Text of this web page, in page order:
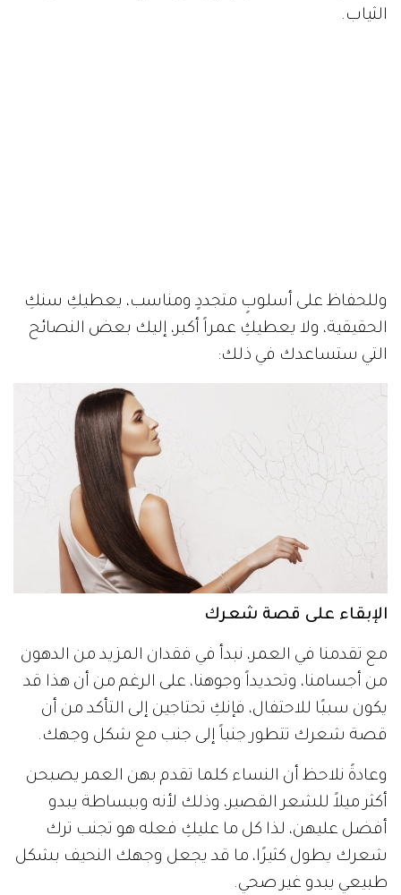
الثياب.
وللحفاظ على أسلوبٍ متجددٍ ومناسب، يعطيكِ سنكِ
الحقيقية، ولا يعطيكِ عمراً أكبر، إليك بعض النصائح
التي ستساعدك في ذلك:
الإبقاء على قصة شعرك
مع تقدمنا في العمر، نبدأ في فقدان المزيد من الدهون
من أجسامنا، وتحديداً وجوهنا، على الرغم من أن هذا قد
يكون سببًا للاحتفال، فإنكِ تحتاجين إلى التأكد من أن
قصة شعرك تتطور جنباً إلى جنب مع شكل وجهك.
وعادةً نلاحظ أن النساء كلما تقدم بهن العمر يصبحن
أكثر ميلاً للشعر القصير، وذلك لأنه وببساطة يبدو
أفضل عليهن، لذا كل ما عليكِ فعله هو تجنب ترك
شعرك يطول كثيرًا، ما قد يجعل وجهك النحيف بشكل
طبيعي يبدو غير صحي.